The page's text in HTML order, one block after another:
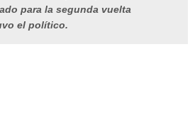
para la segunda vuelta
el político.